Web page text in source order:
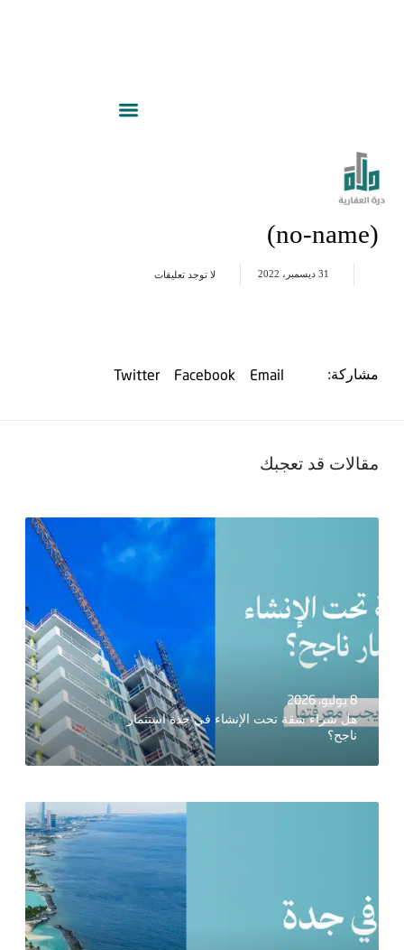
(no-name)
31 ديسمبر، 2022 لا توجد تعليقات
مشاركة: Email
Facebook
Twitter
مقالات قد تعجبك
8 يوليو، 2026
هل شراء شقة تحت الإنشاء في جدة استثمار
ناجح؟